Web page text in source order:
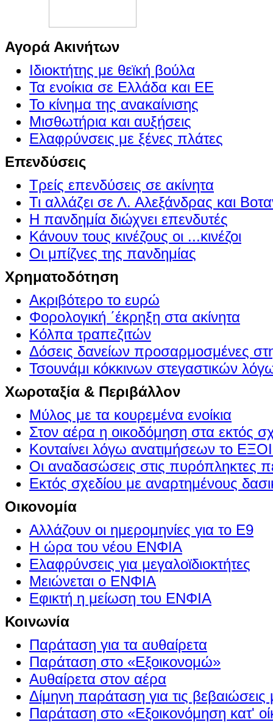
Αγορά Ακινήτων
Ιδιοκτήτης με θεϊκή βούλα
Τα ενοίκια σε Ελλάδα και ΕΕ
Το κίνημα της ανακαίνισης
Μισθωτήρια και αυξήσεις
Ελαφρύνσεις με ξένες πλάτες
Επενδύσεις
Τρείς επενδύσεις σε ακίνητα
Τι αλλάζει σε Λ. Αλεξάνδρας και
Η πανδημία διώχνει επενδυτές
Κάνουν τους κινέζους οι ...κινέζοι
Οι μπίζνες της πανδημίας
Χρηματοδότηση
Ακριβότερο το ευρώ
Φορολογική ΄έκρηξη στα ακίνητα
Κόλπα τραπεζιτών
Δόσεις δανείων προσαρμοσμένες
Τσουνάμι κόκκινων στεγαστικών
Χωροταξία & Περιβάλλον
Μύλος με τα κουρεμένα ενοίκια
Στον αέρα η οικοδόμηση στα εκτός
Κονταίνει λόγω ανατιμήσεων το
Οι αναδασώσεις στις πυρόπληκτες
Εκτός σχεδίου με αναρτημένους
Οικονομία
Αλλάζουν οι ημερομηνίες για το Ε9
Η ώρα του νέου ΕΝΦΙΑ
Ελαφρύνσεις για μεγαλοϊδιοκτήτες
Μειώνεται ο ΕΝΦΙΑ
Εφικτή η μείωση του ΕΝΦΙΑ
Κοινωνία
Παράταση για τα αυθαίρετα
Παράταση στο «Εξοικονομώ»
Αυθαίρετα στον αέρα
Δίμηνη παράταση για τις βεβαιώσεις
Παράταση στο «Εξοικονόμηση κατ'